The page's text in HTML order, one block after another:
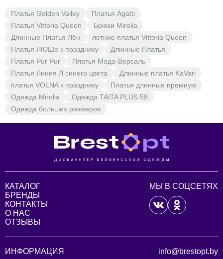
для любого сезона и создают элегантный образ. В
нашем ассортименте вы найдёте платья из различных
материалов, таких как вискоза и костюмно-плательная
ткань. Повседневный стиль – то, что делает наши платья
такими популярными среди покупателей. Бежевый цвет
– один из самых трендовых в этом сезоне, и у нас вы
найдёте множество моделей в этом оттенке. Выбирая
платья от Mirolia в BrestOpt, вы получаете не только
стильную одежду, но и гарантированное качество. Мы
заботимся о том, чтобы каждая деталь вашего образа
была на высоте. Порадуйте себя и своих близких
стильными и качественными нарядами от Mirolia!
Платья Golden Valley
Платья Agatti
Платья Vittoria Queen
Брюки Mirolia
Длинные Платья Лён
летние платья Vittoria Queen
Платья ЛЮШе к празднику
Длинные Платья
Платья Pur Pur
Платья Мода-Версаль
Платья Линия Л синего цвета
Длинные платья KaVari
платья VOLNA к празднику
Платья длинные премиум
Одежда Mirolia
Одежда TAITA PLUS 58
Одежда больших размеров
КАТАЛОГ
БРЕНДЫ
КОНТАКТЫ
О НАС
ОТЗЫВЫ
МЫ В СОЦСЕТЯХ
ИНФОРМАЦИЯ info@brestopt.by